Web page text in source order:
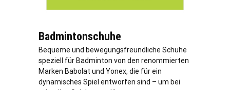
Badmintonschuhe
Bequeme und bewegungsfreundliche Schuhe
speziell für Badminton von den renommierten
Marken Babolat und Yonex, die für ein
dynamisches Spiel entworfen sind – um bei